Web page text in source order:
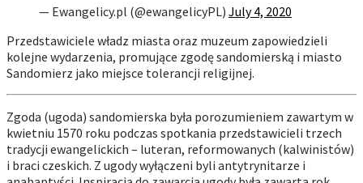
— Ewangelicy.pl (@ewangelicyPL) July 4, 2020
Przedstawiciele władz miasta oraz muzeum zapowiedzieli
kolejne wydarzenia, promujące zgodę sandomierską i miasto
Sandomierz jako miejsce tolerancji religijnej.
Zgoda (ugoda) sandomierska była porozumieniem zawartym w
kwietniu 1570 roku podczas spotkania przedstawicieli trzech
tradycji ewangelickich – luteran, reformowanych (kalwinistów)
i braci czeskich. Z ugody wyłączeni byli antytrynitarze i